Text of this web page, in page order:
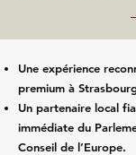
Une expérience
premium à
Un partenaire local
immédiate du
Conseil de l’Europe.